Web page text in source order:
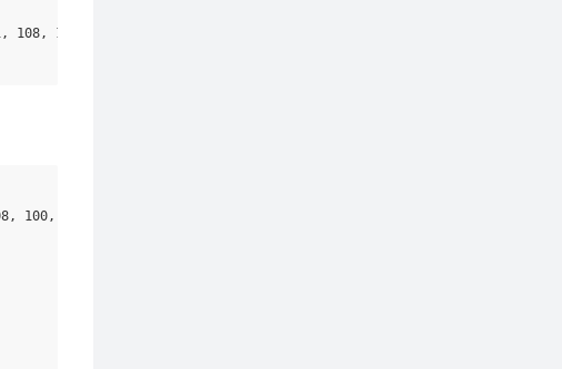
108, 111, 32, 119, 111, 114, 108, 100, 60, 47, 100, 105, 118, 62]
, 100,